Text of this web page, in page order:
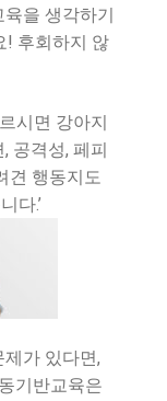
을 생각하기
! 후회하지 않
시면 강아지
공격성, 페피
견 행동지도
다.’
가 있다면,
기반교육은